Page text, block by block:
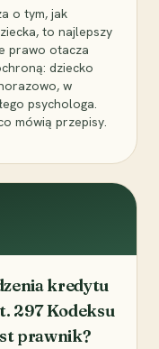
o tym, jak
to najlepszy
prawo otacza
dziecko
w
psychologa.
mówią przepisy.
kredytu
297 Kodeksu
prawnik?